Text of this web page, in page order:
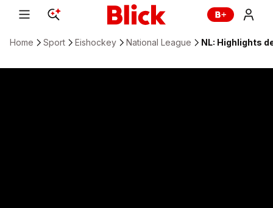
Home Sport Eishockey National League NL: Highlights